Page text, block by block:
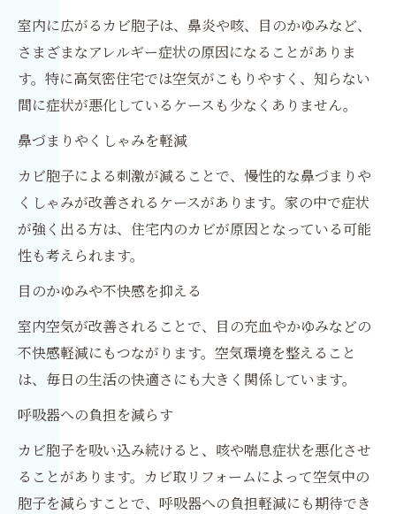
室内に広がるカビ胞子は、鼻炎や咳、目のかゆみなど、
さまざまなアレルギー症状の原因になることがありま
す。特に高気密住宅では空気がこもりやすく、知らない
間に症状が悪化しているケースも少なくありません。
鼻づまりやくしゃみを軽減
カビ胞子による刺激が減ることで、慢性的な鼻づまりや
くしゃみが改善されるケースがあります。家の中で症状
が強く出る方は、住宅内のカビが原因となっている可能
性も考えられます。
目のかゆみや不快感を抑える
室内空気が改善されることで、目の充血やかゆみなどの
不快感軽減にもつながります。空気環境を整えること
は、毎日の生活の快適さにも大きく関係しています。
呼吸器への負担を減らす
カビ胞子を吸い込み続けると、咳や喘息症状を悪化させ
ることがあります。カビ取リフォームによって空気中の
胞子を減らすことで、呼吸器への負担軽減にも期待でき